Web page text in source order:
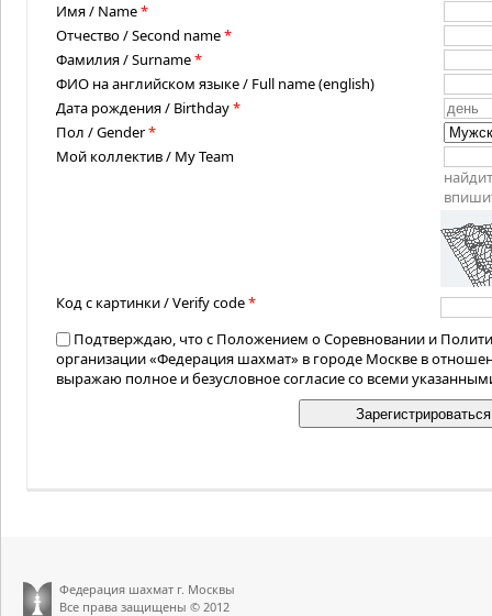
Имя / Name*
Отчество / Second name*
Фамилия / Surname*
ФИО на английском языке / Full name (english)
Дата рождения / Birthday*
Пол / Gender*
Мой коллектив / My Team
Код с картинки / Verify code*
Подтверждаю, что с Положением о Соревновании и
организации «Федерация шахмат» в городе Москве в
выражаю полное и безусловное согласие со всеми
Федерация шахмат г. Москвы
Все права защищены © 2012